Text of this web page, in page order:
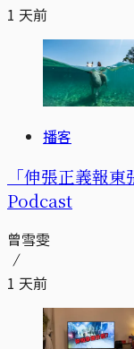
1 天前
播客
「伸張正義報
Podcast
曾雪雯
1 天前